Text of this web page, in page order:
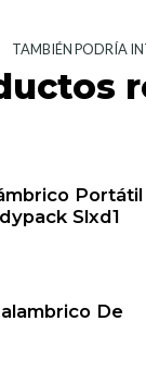
TAMBIÉN PODRÍA
Portátil
Slxd1
De